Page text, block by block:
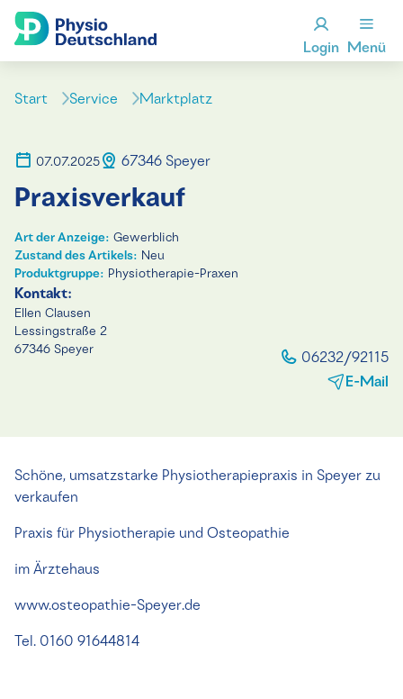
Login Menü
Start Service Marktplatz
07.07.2025 67346 Speyer
Praxisverkauf
Art der Anzeige: Gewerblich
Zustand des Artikels: Neu
Produktgruppe: Physiotherapie-Praxen
Kontakt:
Ellen Clausen
Lessingstraße 2
67346 Speyer
06232/92115
E-Mail
Schöne, umsatzstarke Physiotherapiepraxis in Speyer zu
verkaufen
Praxis für Physiotherapie und Osteopathie
im Ärztehaus
www.osteopathie-Speyer.de
Tel. 0160 91644814